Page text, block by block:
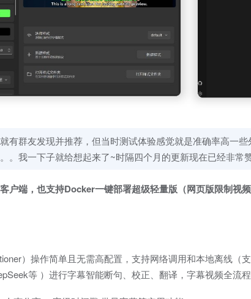
有群友发现并推荐，但当时测试体验感觉就是准确率高一
。我一下子就给想起来了~时隔四个月的更新现在已经非常
户端，也支持Docker一键部署超级轻量版（网页版限制视频
）操作简单且无需高配置，支持网络调用和本地离线（
等 ）进行字幕智能断句、校正、翻译，字幕视频全流